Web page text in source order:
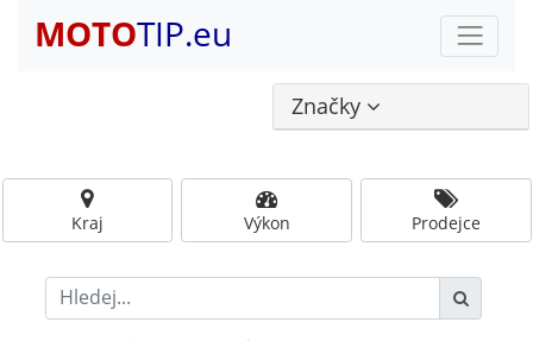
MOTOTIP.eu
Značky
Kraj Výkon Prodejce